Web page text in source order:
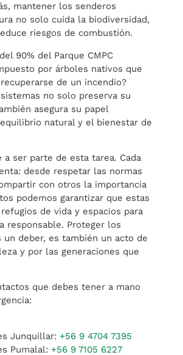
mantener los senderos
no solo cuida la biodiversidad,
riesgos de combustión.
90% del Parque CMPC
por árboles nativos que
de un incendio?
no solo preserva su
asegura su papel
natural y el bienestar de
a ser parte de esta tarea. Cada
desde respetar las normas
con otros la importancia
podemos garantizar que estas
de vida y espacios para
responsable. Proteger los
un deber, es también un acto de
y por las generaciones que
que debes tener a mano
Junquillar: +56 9 4704 7395
Pumalal: +56 9 7105 6227